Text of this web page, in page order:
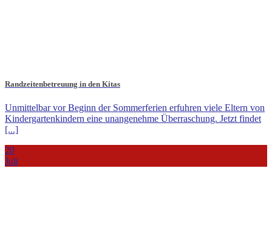
Randzeitenbetreuung in den Kitas
Unmittelbar vor Beginn der Sommerferien erfuhren viele Eltern von
Kindergartenkindern eine unangenehme Überraschung. Jetzt findet
[...]
20
Juli